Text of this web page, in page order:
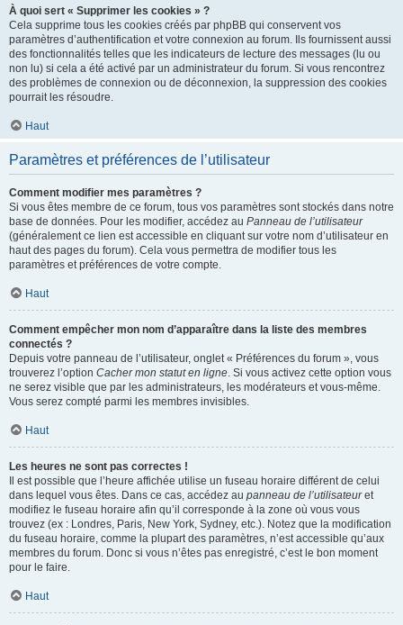
À quoi sert « Supprimer les cookies » ?
Cela supprime tous les cookies créés par phpBB qui conservent vos
paramètres d’authentification et votre connexion au forum. Ils fournissent aussi
des fonctionnalités telles que les indicateurs de lecture des messages (lu ou
non lu) si cela a été activé par un administrateur du forum. Si vous rencontrez
des problèmes de connexion ou de déconnexion, la suppression des cookies
pourrait les résoudre.
Haut
Paramètres et préférences de l’utilisateur
Comment modifier mes paramètres ?
Si vous êtes membre de ce forum, tous vos paramètres sont stockés dans notre
base de données. Pour les modifier, accédez au Panneau de l’utilisateur
(généralement ce lien est accessible en cliquant sur votre nom d’utilisateur en
haut des pages du forum). Cela vous permettra de modifier tous les
paramètres et préférences de votre compte.
Haut
Comment empêcher mon nom d’apparaître dans la liste des membres
connectés ?
Depuis votre panneau de l’utilisateur, onglet « Préférences du forum », vous
trouverez l’option Cacher mon statut en ligne. Si vous activez cette option vous
ne serez visible que par les administrateurs, les modérateurs et vous-même.
Vous serez compté parmi les membres invisibles.
Haut
Les heures ne sont pas correctes !
Il est possible que l’heure affichée utilise un fuseau horaire différent de celui
dans lequel vous êtes. Dans ce cas, accédez au panneau de l’utilisateuret
modifiez le fuseau horaire afin qu’il corresponde à la zone où vous vous
trouvez (ex : Londres, Paris, New York, Sydney, etc.). Notez que la modification
du fuseau horaire, comme la plupart des paramètres, n’est accessible qu’aux
membres du forum. Donc si vous n’êtes pas enregistré, c’est le bon moment
pour le faire.
Haut